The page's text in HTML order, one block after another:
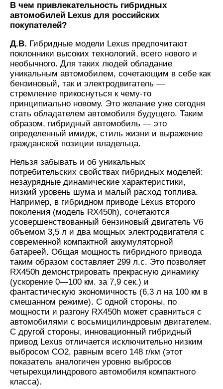
В чем привлекательность гибридных
автомобилей Lexus для российских
покупателей?
Д.В. Гибридные модели Lexus предпочитают
поклонники высоких технологий, всего нового и
необычного. Для таких людей обладание
уникальным автомобилем, сочетающим в себе как
бензиновый, так и электродвигатель —
стремление прикоснуться к чему-то
принципиально новому. Это желание уже сегодня
стать обладателем автомобиля будущего. Таким
образом, гибридный автомобиль — это
определенный имидж, стиль жизни и выражение
гражданской позиции владельца.
Нельзя забывать и об уникальных
потребительских свойствах гибридных моделей:
незаурядные динамические характеристики,
низкий уровень шума и малый расход топлива.
Например, в гибридном приводе Lexus второго
поколения (модель RX450h), сочетаются
усовершенствованный бензиновый двигатель V6
объемом 3,5 л и два мощных электродвигателя с
современной компактной аккумуляторной
батареей. Общая мощность гибридного привода
таким образом составляет 299 л.с. Это позволяет
RX450h демонстрировать прекрасную динамику
(ускорение 0—100 км. за 7,9 сек.) и
фантастическую экономичность (6,3 л на 100 км в
смешанном режиме). С одной стороны, по
мощности и разгону RX450h может сравниться с
автомобилями с восьмицилиндровым двигателем.
С другой стороны, инновационный гибридный
привод Lexus отличается исключительно низким
выбросом CO2, равным всего 148 г/км (этот
показатель аналогичен уровню выбросов
четырехцилиндрового автомобиля компактного
класса).